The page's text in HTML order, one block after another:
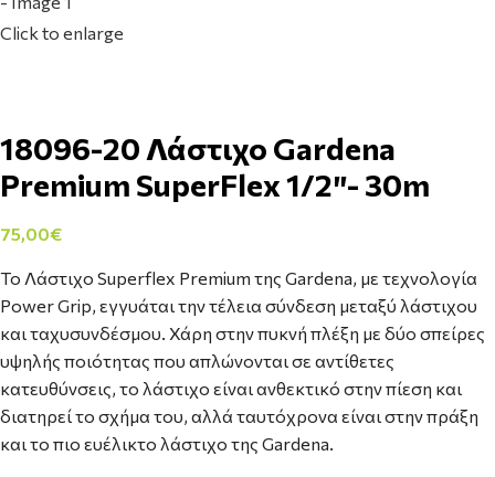
Click to enlarge
18096-20 Λάστιχο Gardena
Premium SuperFlex 1/2″- 30m
75,00€
Το Λάστιχο Superflex Premium της Gardena, με τεχνολογία
Power Grip, εγγυάται την τέλεια σύνδεση μεταξύ λάστιχου
και ταχυσυνδέσμου. Χάρη στην πυκνή πλέξη με δύο σπείρες
υψηλής ποιότητας που απλώνονται σε αντίθετες
κατευθύνσεις, το λάστιχο είναι ανθεκτικό στην πίεση και
διατηρεί το σχήμα του, αλλά ταυτόχρονα είναι στην πράξη
και το πιο ευέλικτο λάστιχο της Gardena.